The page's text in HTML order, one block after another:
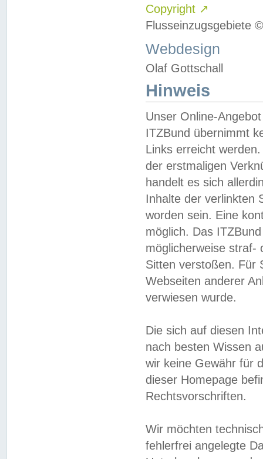
Copyright ↗
Flusseinzugsgebiete
Webdesign
Olaf Gottschall
Hinweis
Unser Online-
ITZBund übernimmt
Links erreicht
der erstmaligen
handelt es sich
Inhalte der verlinkten
worden sein. Eine
möglich. Das
möglicherweise straf-
Sitten verstoßen. Für
Webseiten anderer
verwiesen wurde.
Die sich auf diesen
nach besten Wissen
wir keine Gewähr für
dieser Homepage
Rechtsvorschriften.
Wir möchten
fehlerfrei angelegte